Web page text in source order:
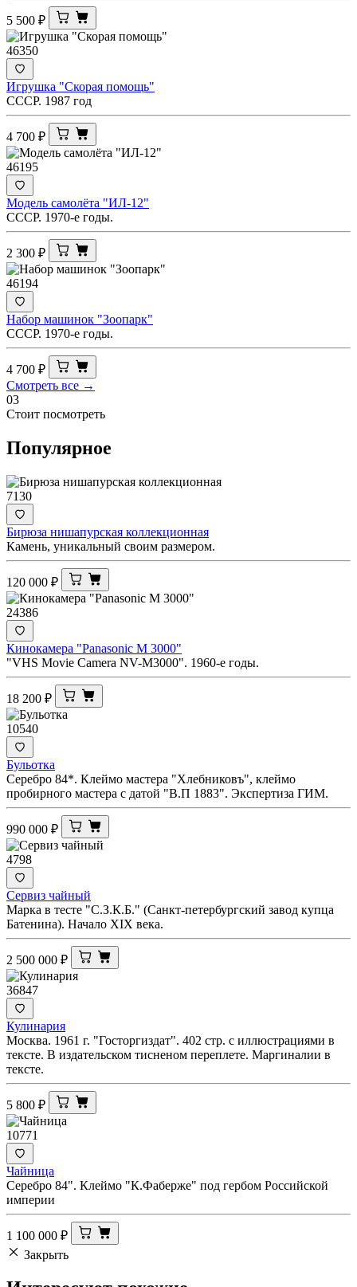
5 500 ₽
46350
Игрушка "Скорая помощь"
СССР. 1987 год
4 700 ₽
46195
Модель самолёта "ИЛ-12"
СССР. 1970-е годы.
2 300 ₽
46194
Набор машинок "Зоопарк"
СССР. 1970-е годы.
4 700 ₽
Смотреть все →
03
Стоит посмотреть
Популярное
7130
Бирюза нишапурская коллекционная
Камень, уникальный своим размером.
120 000 ₽
24386
Кинокамера "Panasonic M 3000"
"VHS Movie Camera NV-M3000". 1960-е годы.
18 200 ₽
10540
Бульотка
Серебро 84*. Клеймо мастера "Хлебниковъ", клеймо
пробирного мастера с датой "В.П 1883". Экспертиза ГИМ.
990 000 ₽
4798
Сервиз чайный
Марка в тесте "С.З.К.Б." (Санкт-петербургский завод купца
Батенина). Начало XIX века.
2 500 000 ₽
36847
Кулинария
Москва. 1961 г. "Госторгиздат". 402 стр. с иллюстрациями в
тексте. В издательском тисненом переплете. Маргиналии в
тексте.
5 800 ₽
10771
Чайница
Серебро 84". Клеймо "К.Фаберже" под гербом Российской
империи
1 100 000 ₽
Закрыть